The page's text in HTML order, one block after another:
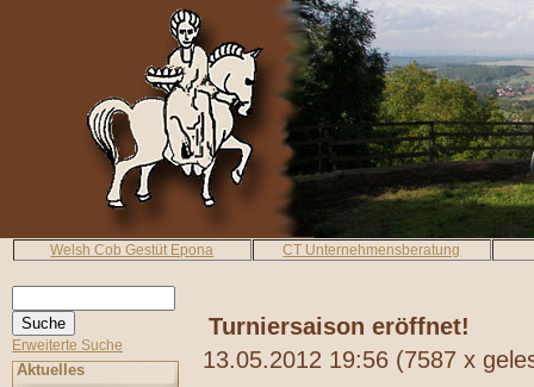
Welsh Cob Gestüt Epona CT Unternehmensberatung
Erweiterte Suche
Aktuelles
Turniersaison eröffnet!
13.05.2012 19:56 (7587 x